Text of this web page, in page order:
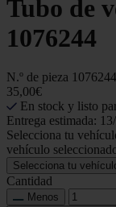
Tubo de
1076244
N.º de pieza 1076244
35,00€
En stock y listo
Entrega estimada:
Selecciona tu
vehículo
Selecciona tu
Cantidad
Menos